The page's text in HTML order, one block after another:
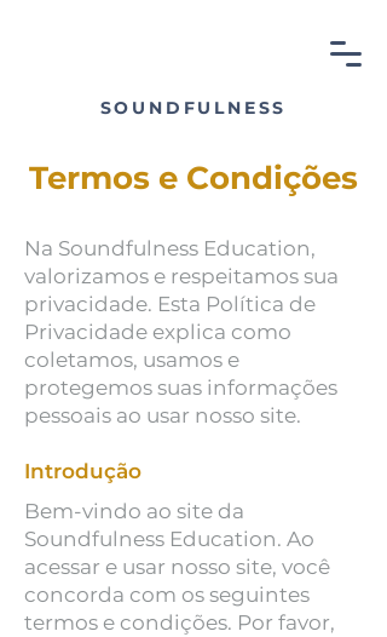
SOUNDFULNESS
Termos e Condições
Na Soundfulness Education,
valorizamos e respeitamos sua
privacidade. Esta Política de
Privacidade explica como
coletamos, usamos e
protegemos suas informações
pessoais ao usar nosso site.
Introdução
Bem-vindo ao site da
Soundfulness Education. Ao
acessar e usar nosso site, você
concorda com os seguintes
termos e condições. Por favor,